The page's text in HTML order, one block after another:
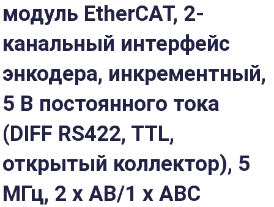
модуль EtherCAT, 2-
канальный интерфейс
энкодера, инкрементный,
5 В постоянного тока
(DIFF RS422, TTL,
открытый коллектор), 5
МГц, 2 x AB/1 x ABC